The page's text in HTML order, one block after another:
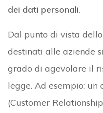
dei dati personali.
Dal punto di vista
destinati alle aziende
grado di agevolare il
legge. Ad esempio: un
(Customer